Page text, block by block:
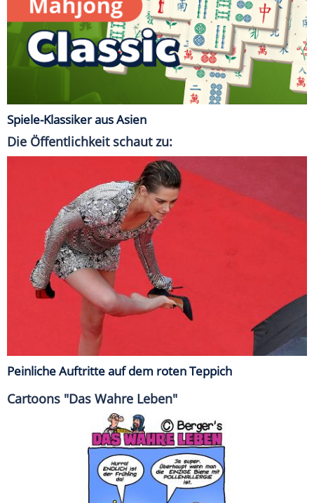
Spiele-Klassiker aus Asien
Die Öffentlichkeit schaut zu:
Peinliche Auftritte auf dem roten Teppich
Cartoons "Das Wahre Leben"